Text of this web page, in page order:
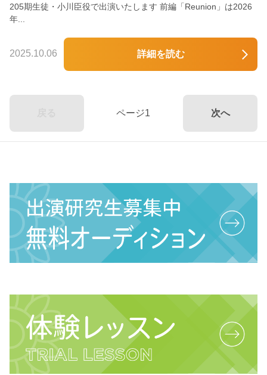
205期生徒・小川臣役で出演いたします 前編「Reunion」は2026
年...
2025.10.06 詳細を読む
ページ1 次へ